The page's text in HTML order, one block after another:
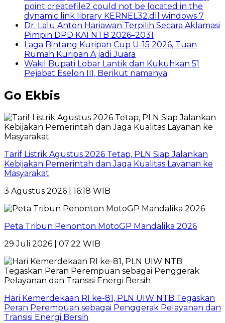
point createfile2 could not be located in the
dynamic link library KERNEL32.dll windows 7
Dr. Lalu Anton Hariawan Terpilih Secara Aklamasi
Pimpin DPD KAI NTB 2026–2031
Laga Bintang Kuripan Cup U-15 2026, Tuan
Rumah Kuripan A jadi Juara
Wakil Bupati Lobar Lantik dan Kukuhkan 51
Pejabat Eselon III, Berikut namanya
Go Ekbis
Tarif Listrik Agustus 2026 Tetap, PLN Siap Jalankan
Kebijakan Pemerintah dan Jaga Kualitas Layanan ke
Masyarakat
3 Agustus 2026 | 16:18 WIB
Peta Tribun Penonton MotoGP Mandalika 2026
29 Juli 2026 | 07:22 WIB
Hari Kemerdekaan RI ke-81, PLN UIW NTB Tegaskan
Peran Perempuan sebagai Penggerak Pelayanan dan
Transisi Energi Bersih